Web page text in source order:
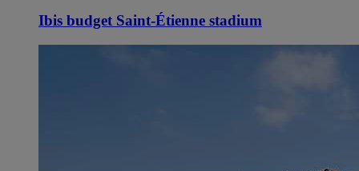
Ibis budget Saint-Étienne stadium